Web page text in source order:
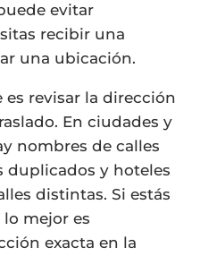
evitar
recibir una
una ubicación.
revisar la dirección
En ciudades y
nombres de calles
duplicados y hoteles
distintas. Si estás
mejor es
exacta en la